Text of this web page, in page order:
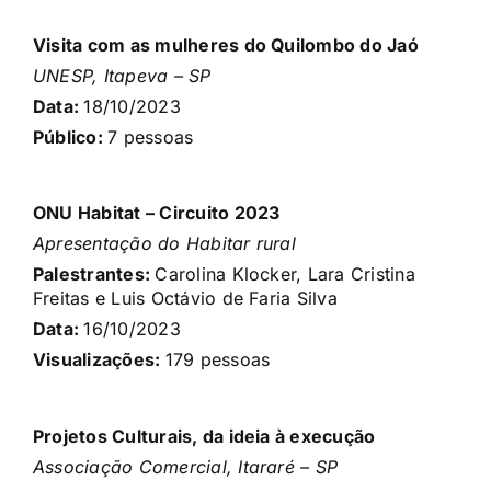
Visita com as mulheres do Quilombo do Jaó
UNESP, Itapeva – SP
Data:18/10/2023
Público:7 pessoas
ONU Habitat – Circuito 2023
Apresentação do Habitar rural
Palestrantes: Carolina Klocker, Lara Cristina
Freitas e Luis Octávio de Faria Silva
Data:16/10/2023
Visualizações: 179 pessoas
Projetos Culturais, da ideia à execução
Associação Comercial, Itararé – SP